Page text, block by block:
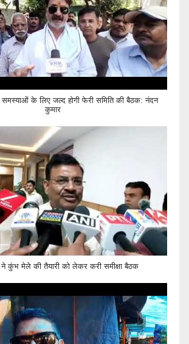
समस्याओं के लिए जल्द होगी फेरी समिति की बैठक: नंदन
कुमार
कुंभ मेले की तैयारी को लेकर करी समीक्षा बैठक